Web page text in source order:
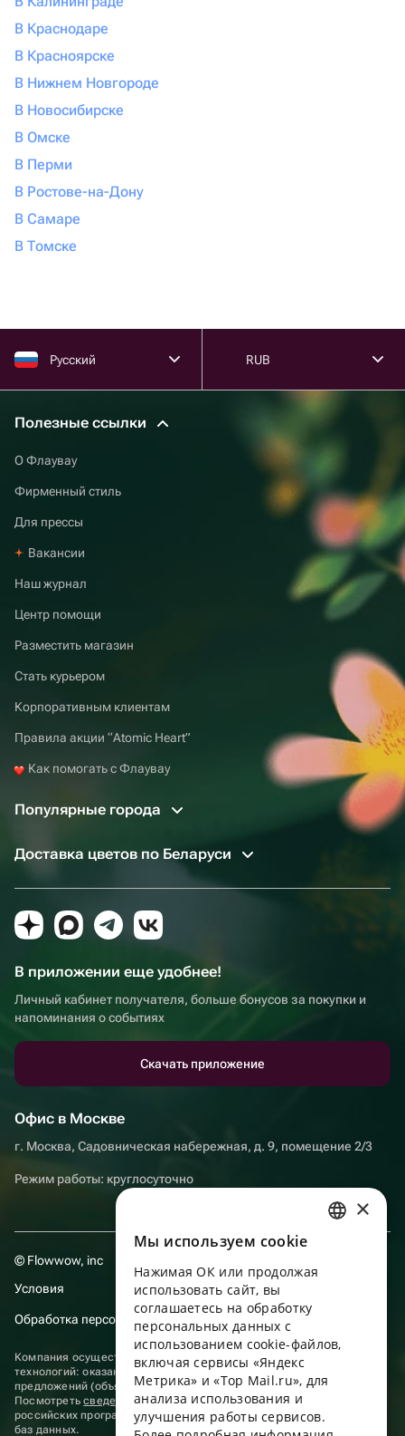
В Краснодаре
В Красноярске
В Нижнем Новгороде
В Новосибирске
В Омске
В Перми
В Ростове-на-Дону
В Самаре
В Томске
Русский RUB
Полезные ссылки
О Флаувау
Фирменный стиль
Для прессы
Вакансии
Наш журнал
Центр помощи
Разместить магазин
Стать курьером
Корпоративным клиентам
Правила акции “Atomic Heart”
Как помогать с Флаувау
Популярные города
Доставка цветов по Беларуси
В приложении еще удобнее!
Личный кабинет получателя, больше бонусов за покупки и
напоминания о событиях
Скачать приложение
Офис в Москве
г. Москва, Садовническая набережная, д. 9, помещение 2/3
Режим работы: круглосуточно
© Flowwow, inc
Условия
Обработка персональных данных
Компания осуществляет деятельность в области информационных
технологий: оказание услуг в сети “Интернет” по размещению
предложений (объявлений) продавцов о реализации товаров.
Посмотретьсведения о программах, включенных в реестр
российских программ для электронных вычислительных машин и
баз данных.
ENGLISH
UKRAINIAN
PORTUGUESE
×
Мы используем сookie
Нажимая ОК или продолжая
использовать сайт, вы
соглашаетесь на обработку
персональных данных с
использованием cookie-файлов,
включая сервисы «Яндекс
Метрика» и «Top Mail.ru», для
анализа использования и
улучшения работы сервисов.